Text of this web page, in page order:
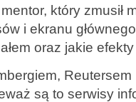
który zmusił
i ekranu
oraz jakie efekty
Reutersem
są to serwisy